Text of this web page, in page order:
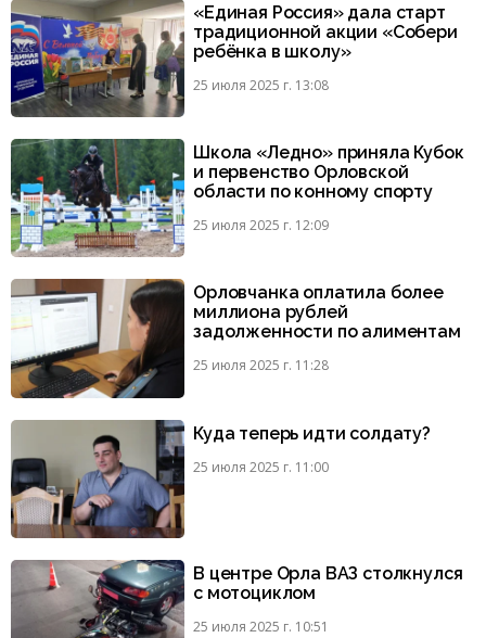
«Единая Россия» дала старт
традиционной акции «Собери
ребёнка в школу»
25 июля 2025 г. 13:08
Школа «Ледно» приняла Кубок
и первенство Орловской
области по конному спорту
25 июля 2025 г. 12:09
Орловчанка оплатила более
миллиона рублей
задолженности по алиментам
25 июля 2025 г. 11:28
Куда теперь идти солдату?
25 июля 2025 г. 11:00
В центре Орла ВАЗ столкнулся
с мотоциклом
25 июля 2025 г. 10:51